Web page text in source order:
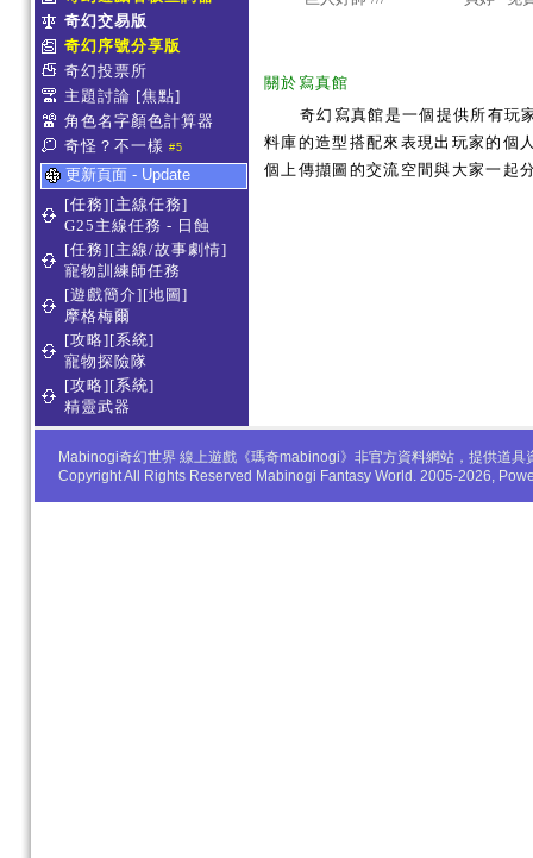
奇幻交易版
奇幻序號分享版
奇幻投票所
主題討論 [焦點]
角色名字顏色計算器
奇怪？不一樣 #5
更新頁面 - Update
[任務][主線任務]
G25主線任務 - 日蝕
[任務][主線/故事劇情]
寵物訓練師任務
[遊戲簡介][地圖]
摩格梅爾
[攻略][系統]
寵物探險隊
[攻略][系統]
精靈武器
關於寫真館
奇幻寫真館是一個提供所有玩
料庫的造型搭配來表現出玩家的個
個上傳擷圖的交流空間與大家一起
Mabinogi奇幻世界 線上遊戲《瑪奇mabinogi》非官方資料網站，提供道
Copyright All Rights Reserved Mabinogi Fantasy World. 2005-2026,